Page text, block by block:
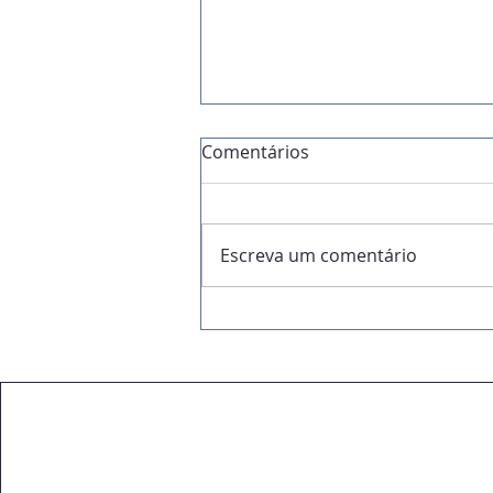
Comentários
Escreva um comentário